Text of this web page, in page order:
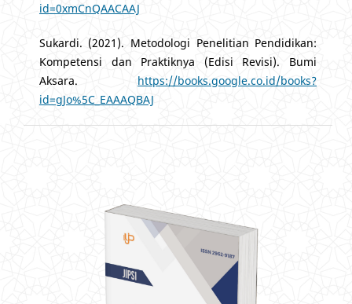
id=0xmCnQAACAAJ
Sukardi. (2021). Metodologi Penelitian Pendidikan:
Kompetensi dan Praktiknya (Edisi Revisi). Bumi
Aksara. https://books.google.co.id/books?
id=gJo%5C_EAAAQBAJ